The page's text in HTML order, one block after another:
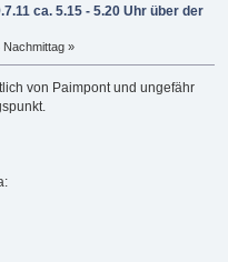
ca. 5.15 - 5.20 Uhr über der
Nachmittag »
von Paimpont und ungefähr